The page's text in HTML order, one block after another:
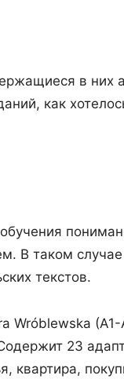
в них
как
В таком случае
текстов.
Wróblewska (A1-
23
квартира,